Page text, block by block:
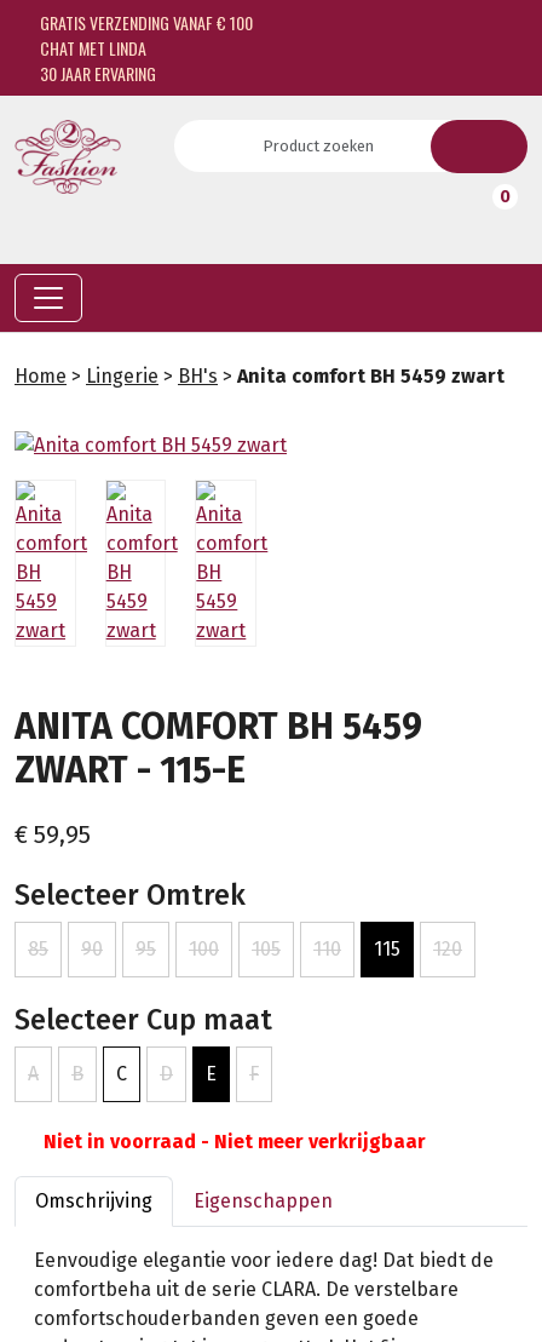
GRATIS VERZENDING VANAF € 100
CHAT MET LINDA
30 JAAR ERVARING
0
Home > Lingerie > BH's > Anita comfort BH 5459 zwart
ANITA COMFORT BH 5459
ZWART - 115-E
€ 59,95
Selecteer Omtrek
85 90 95 100 105 110 115 120
Selecteer Cup maat
A B C D E F
Niet in voorraad - Niet meer verkrijgbaar
Omschrijving Eigenschappen
Eenvoudige elegantie voor iedere dag! Dat biedt de
comfortbeha uit de serie CLARA. De verstelbare
comfortschouderbanden geven een goede